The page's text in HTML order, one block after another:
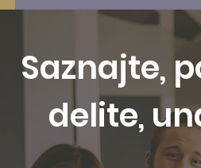
Saznajte,
delite,